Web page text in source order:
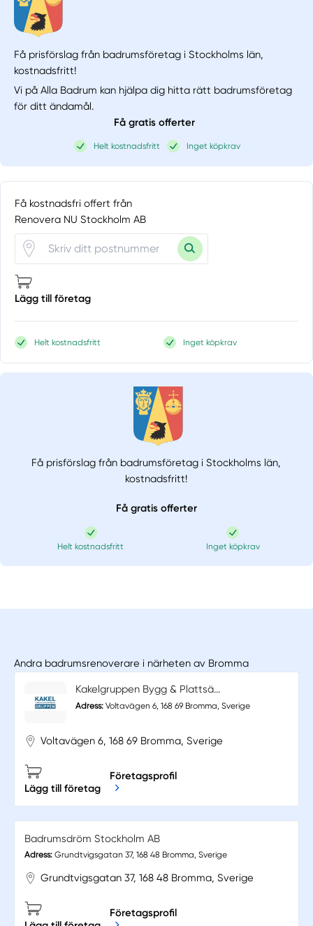
Få prisförslag från badrumsföretag i Stockholms län,
kostnadsfritt!
Vi på Alla Badrum kan hjälpa dig hitta rätt badrumsföretag
för ditt ändamål.
Få gratis offerter
Helt kostnadsfritt Inget köpkrav
Få kostnadsfri offert från
Renovera NU Stockholm AB
Lägg till företag
Helt kostnadsfritt Inget köpkrav
Få prisförslag från badrumsföretag i Stockholms län,
kostnadsfritt!
Få gratis offerter
Helt kostnadsfritt Inget köpkrav
Andra badrumsrenoverare i närheten av Bromma
Kakelgruppen Bygg & Plattsä...
Adress: Voltavägen 6, 168 69 Bromma, Sverige
Voltavägen 6, 168 69 Bromma, Sverige
Lägg till företag
Företagsprofil
Badrumsdröm Stockholm AB
Adress:Grundtvigsgatan 37, 168 48 Bromma, Sverige
Grundtvigsgatan 37, 168 48 Bromma, Sverige
Företagsprofil